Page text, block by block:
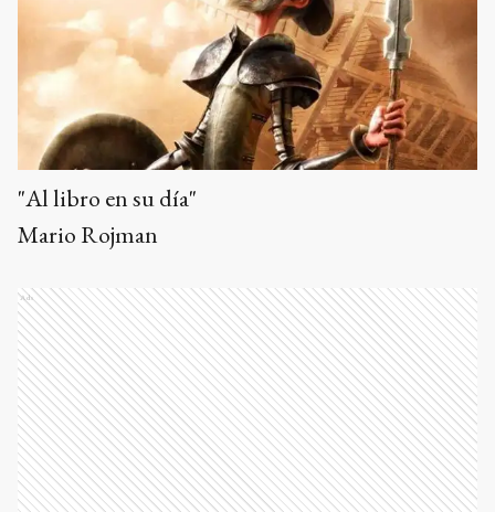
"Al libro en su día"
Mario Rojman
Ads